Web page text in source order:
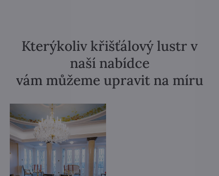
Kterýkoliv křišťálový lustr v
naší nabídce
vám můžeme upravit na míru